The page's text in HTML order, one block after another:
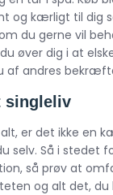
og kærligt til dig
du gerne vil
øver dig i at
af andres
singleliv
er det ikke en
selv. Så i stedet
så prøv at
og alt det, du